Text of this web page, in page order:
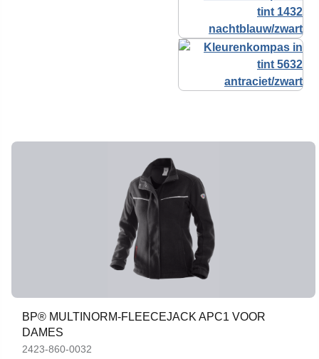
BP® MULTINORM-FLEECEJACK APC1 VOOR
DAMES
2423-860-0032